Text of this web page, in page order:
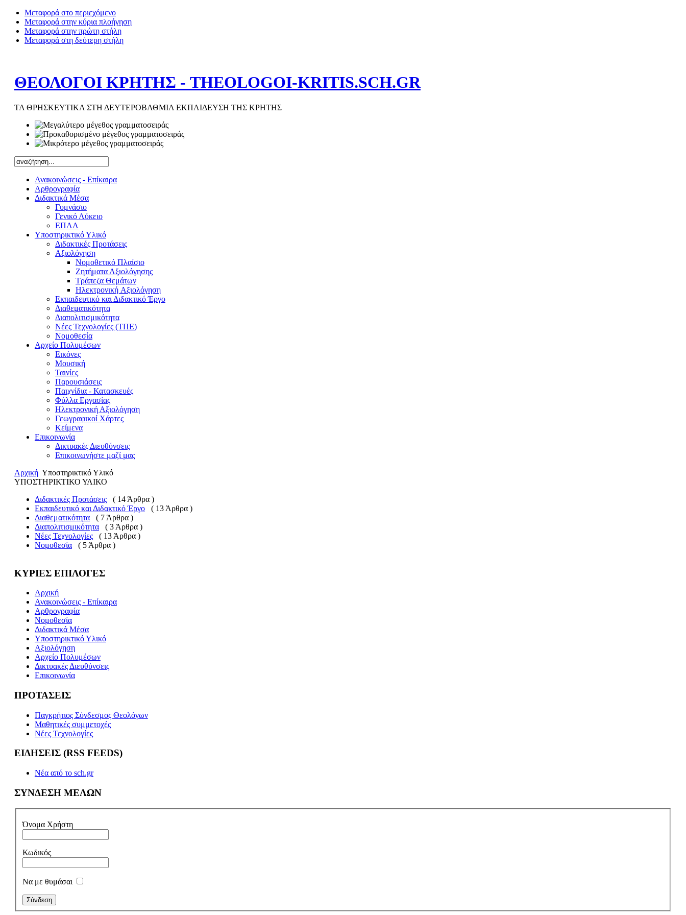
Μεταφορά στο περιεχόμενο
Μεταφορά στην κύρια πλοήγηση
Μεταφορά στην πρώτη στήλη
Μεταφορά στη δεύτερη στήλη
ΘΕΟΛΟΓΟΙ ΚΡΗΤΗΣ - THEOLOGOI-KRITIS.SCH.GR
ΤΑ ΘΡΗΣΚΕΥΤΙΚΑ ΣΤΗ ΔΕΥΤΕΡΟΒΑΘΜΙΑ ΕΚΠΑΙΔΕΥΣΗ ΤΗΣ ΚΡΗΤΗΣ
Ανακοινώσεις - Επίκαιρα
Αρθρογραφία
Διδακτικά Μέσα
Γυμνάσιο
Γενικό Λύκειο
ΕΠΑΛ
Υποστηρικτικό Υλικό
Διδακτικές Προτάσεις
Αξιολόγηση
Νομοθετικό Πλαίσιο
Ζητήματα Αξιολόγησης
Τράπεζα Θεμάτων
Hλεκτρονική Aξιολόγηση
Εκπαιδευτικό και Διδακτικό Έργο
Διαθεματικότητα
Διαπολιτισμικότητα
Νέες Τεχνολογίες (ΤΠΕ)
Νομοθεσία
Αρχείο Πολυμέσων
Εικόνες
Μουσική
Ταινίες
Παρουσιάσεις
Παιχνίδια - Κατασκευές
Φύλλα Εργασίας
Ηλεκτρονική Αξιολόγηση
Γεωγραφικοί Χάρτες
Κείμενα
Επικοινωνία
Δικτυακές Διευθύνσεις
Επικοινωνήστε μαζί μας
Αρχική Υποστηρικτικό Υλικό
ΥΠΟΣΤΗΡΙΚΤΙΚΟ ΥΛΙΚΟ
Διδακτικές Προτάσεις
( 14 Άρθρα )
Εκπαιδευτικό και Διδακτικό Έργο
( 13 Άρθρα )
Διαθεματικότητα
( 7 Άρθρα )
Διαπολιτισμικότητα
( 3 Άρθρα )
Νέες Τεχνολογίες
( 13 Άρθρα )
Νομοθεσία
( 5 Άρθρα )
ΚΥΡΙΕΣ ΕΠΙΛΟΓΕΣ
Αρχική
Ανακοινώσεις - Επίκαιρα
Αρθρογραφία
Νομοθεσία
Διδακτικά Μέσα
Υποστηρικτικό Υλικό
Αξιολόγηση
Αρχείο Πολυμέσων
Δικτυακές Διευθύνσεις
Επικοινωνία
ΠΡΟΤΑΣΕΙΣ
Παγκρήτιος Σύνδεσμος Θεολόγων
Μαθητικές συμμετοχές
Νέες Τεχνολογίες
ΕΙΔΗΣΕΙΣ (RSS FEEDS)
Νέα από το sch.gr
ΣΥΝΔΕΣΗ ΜΕΛΩΝ
Όνομα Χρήστη
Κωδικός
Να με θυμάσαι